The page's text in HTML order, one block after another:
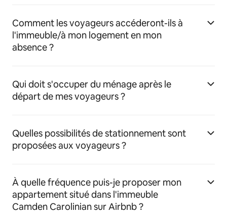
Comment les voyageurs accéderont-ils à
l'immeuble/à mon logement en mon
absence ?
Qui doit s'occuper du ménage après le
départ de mes voyageurs ?
Quelles possibilités de stationnement sont
proposées aux voyageurs ?
À quelle fréquence puis-je proposer mon
appartement situé dans l'immeuble
Camden Carolinian sur Airbnb ?